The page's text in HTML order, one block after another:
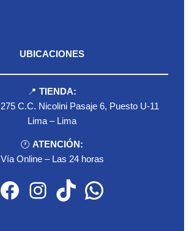
UBICACIONES
📍 TIENDA:
C.C. Nicolini Pasaje 6, Puesto U-11
Lima – Lima
🕐 ATENCIÓN:
Vía Online – Las 24 horas
Facebook Instagram TikTok WhatsApp